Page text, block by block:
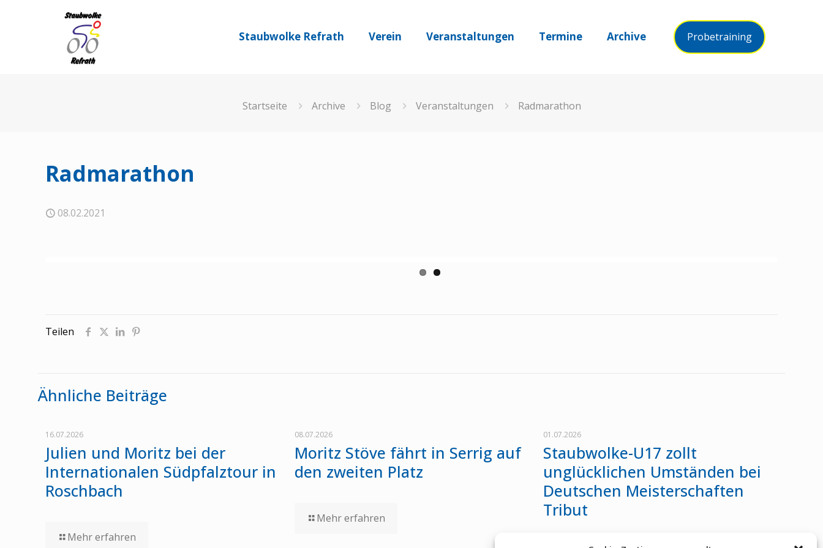
Staubwolke Refrath Verein Veranstaltungen Termine Archive Probetraining
Startseite Archive Blog Veranstaltungen Radmarathon
Radmarathon
08.02.2021
Teilen
Ähnliche Beiträge
16.07.2026
Julien und Moritz bei der
Internationalen Südpfalztour in
Roschbach
Mehr erfahren
08.07.2026
Moritz Stöve fährt in Serrig auf
den zweiten Platz
Mehr erfahren
01.07.2026
Staubwolke-U17 zollt
unglücklichen Umständen bei
Deutschen Meisterschaften
Tribut